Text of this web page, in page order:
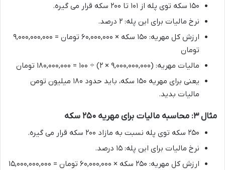
۱۵۰ سکه توی پله از ۱۰۱ تا ۲۰۰ سکه قرار می گیره.
نرخ مالیات برای این پله: ۲ درصد.
ارزش کل مهریه: ۱۵۰ سکه × ۶۰,۰۰۰,۰۰۰ تومان = ۹,۰۰۰,۰۰۰,۰۰۰
تومان
مالیات مهریه: (۹,۰۰۰,۰۰۰,۰۰۰ × ۲) ÷ ۱۰۰ = ۱۸۰,۰۰۰,۰۰۰ تومان
یعنی برای مهریه ۱۵۰ سکه، باید حدود ۱۸۰ میلیون تومن
مالیات بدید.
مثال ۳: محاسبه مالیات برای مهریه ۲۵۰ سکه
۲۵۰ سکه توی پله نسبت به مازاد ۲۰۰ سکه قرار می گیره.
نرخ مالیات برای این پله: ۱۵ درصد.
ارزش کل مهریه: ۲۵۰ سکه × ۶۰,۰۰۰,۰۰۰ تومان = ۱۵,۰۰۰,۰۰۰,۰۰۰